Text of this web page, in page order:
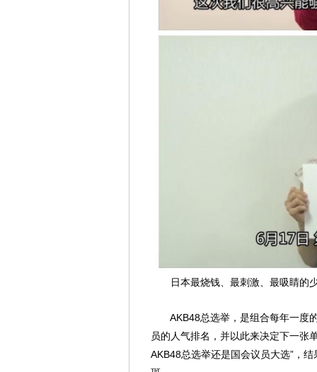
日本最烧钱、最刺激、最吸睛的
AKB48总选举，是组合每年一度的
员的人气排名，并以此来决定下一张
AKB48总选举还是国会议员大选”，